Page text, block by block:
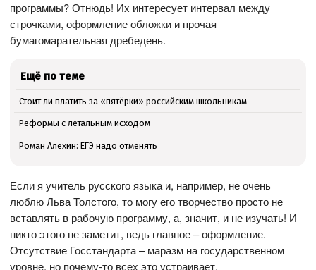
программы? Отнюдь! Их интересует интервал между
строчками, оформление обложки и прочая
бумагомарательная дребедень.
Ещё по теме
Стоит ли платить за «пятёрки» российским школьникам
Реформы с летальным исходом
Роман Алёхин: ЕГЭ надо отменять
Если я учитель русского языка и, например, не очень
люблю Льва Толстого, то могу его творчество просто не
вставлять в рабочую программу, а, значит, и не изучать! И
никто этого не заметит, ведь главное – оформление.
Отсутствие Госстандарта – маразм на государственном
уровне, но почему-то всех это устраивает.